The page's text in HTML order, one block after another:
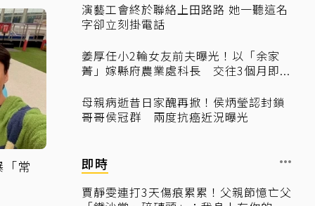
常
演藝工會終於聯絡上田路路 她一聽這名
字卻立刻掛電話
姜厚任小2輪女友前夫曝光！以「余家
菁」嫁縣府農業處科長 交往3個月即...
母親病逝昔日家醜再掀！侯炳瑩認封鎖
哥哥侯冠群 兩度抗癌近況曝光
即時
賈靜雯連打3天傷痕累累！父親節憶亡父